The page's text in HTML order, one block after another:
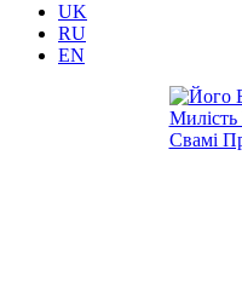
UK
RU
EN